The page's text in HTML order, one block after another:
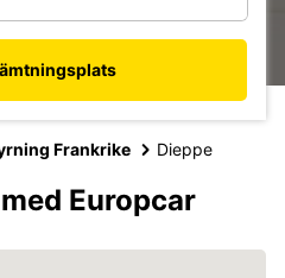
Frankrike Dieppe
Europcar